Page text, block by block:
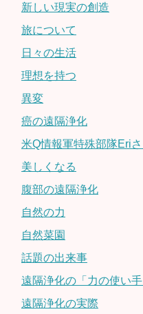
新しい現実の創造
旅について
日々の生活
理想を持つ
異変
癌の遠隔浄化
米Q情報軍特殊部隊Eri
美しくなる
腹部の遠隔浄化
自然の力
自然菜園
話題の出来事
遠隔浄化の「力の使い手
遠隔浄化の実際